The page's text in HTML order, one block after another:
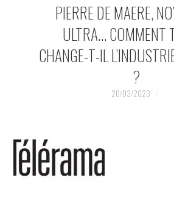
MUSIQUESACTUELLES.NET
GABBA GABBA HEY !
DOKO
PIERRE DE MAERE,
ULTRA… COMMENT
CHANGE-T-IL
?
20/03/2023